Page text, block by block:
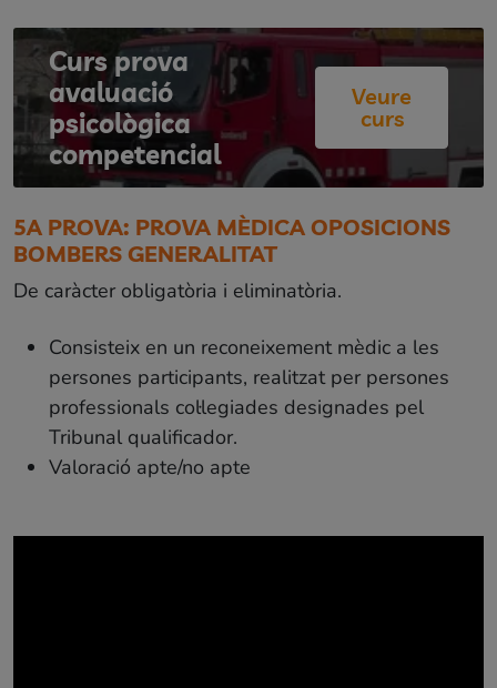
Curs prova
avaluació
psicològica
competencial
Veure
curs
5A PROVA: PROVA MÈDICA OPOSICIONS
BOMBERS GENERALITAT
De caràcter obligatòria i eliminatòria.
Consisteix en un reconeixement mèdic a les
persones participants, realitzat per persones
professionals col·legiades designades pel
Tribunal qualificador.
Valoració apte/no apte